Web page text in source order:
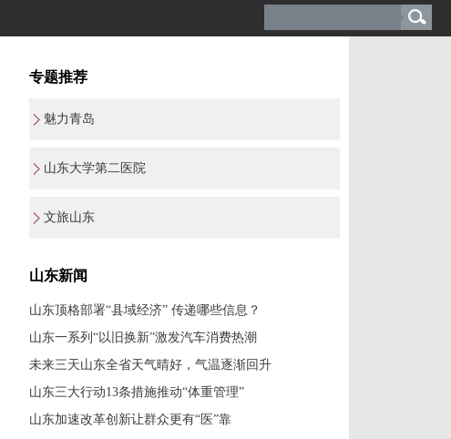
专题推荐
魅力青岛
山东大学第二医院
文旅山东
山东新闻
山东顶格部署“县域经济” 传递哪些信息？
山东一系列“以旧换新”激发汽车消费热潮
未来三天山东全省天气晴好，气温逐渐回升
山东三大行动13条措施推动“体重管理”
山东加速改革创新让群众更有“医”靠